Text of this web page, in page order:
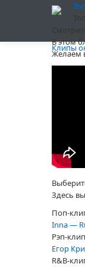
В этом
Желаем
Здесь
Поп-
Inna —
Рэп-
Егор
R&B-
Клипы